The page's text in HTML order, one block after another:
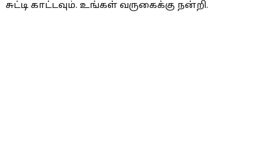
சுட்டி காட்டவும். உங்கள் வருகைக்கு நன்றி.